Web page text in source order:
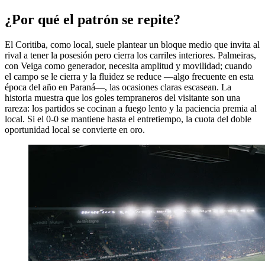
¿Por qué el patrón se repite?
El Coritiba, como local, suele plantear un bloque medio que invita al
rival a tener la posesión pero cierra los carriles interiores. Palmeiras,
con Veiga como generador, necesita amplitud y movilidad; cuando
el campo se le cierra y la fluidez se reduce —algo frecuente en esta
época del año en Paraná—, las ocasiones claras escasean. La
historia muestra que los goles tempraneros del visitante son una
rareza: los partidos se cocinan a fuego lento y la paciencia premia al
local. Si el 0-0 se mantiene hasta el entretiempo, la cuota del doble
oportunidad local se convierte en oro.